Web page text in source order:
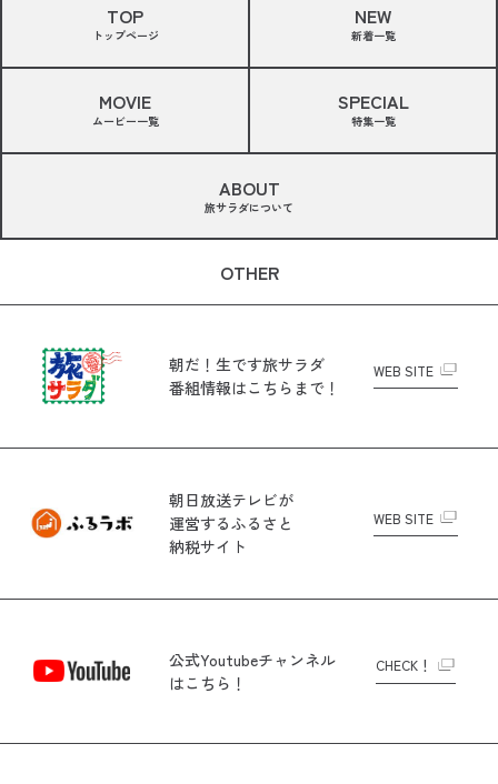
TOP
トップページ
NEW
新着一覧
MOVIE
ムービー一覧
SPECIAL
特集一覧
ABOUT
旅サラダについて
OTHER
朝だ！生です旅サラダ
番組情報はこちらまで！
WEB SITE
朝日放送テレビが
運営するふるさと
納税サイト
WEB SITE
公式Youtubeチャンネル
はこちら！
CHECK！